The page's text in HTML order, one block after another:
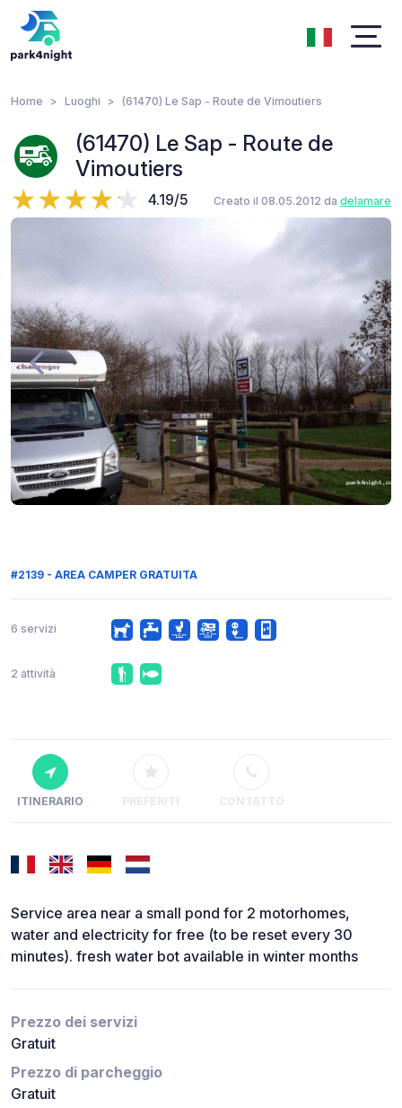
Home Luoghi (61470) Le Sap - Route de Vimoutiers
(61470) Le Sap - Route de
Vimoutiers
4.19/5 Creato il 08.05.2012 da delamare
#2139 - AREA CAMPER GRATUITA
6 servizi
2 attività
ITINERARIO PREFERITI CONTATTO
Service area near a small pond for 2 motorhomes,
water and electricity for free (to be reset every 30
minutes). fresh water bot available in winter months
Prezzo dei servizi
Gratuit
Prezzo di parcheggio
Gratuit